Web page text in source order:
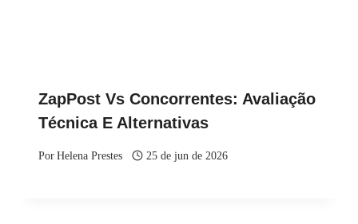
ZapPost Vs Concorrentes: Avaliação
Técnica E Alternativas
PorHelena Prestes 25 de jun de 2026